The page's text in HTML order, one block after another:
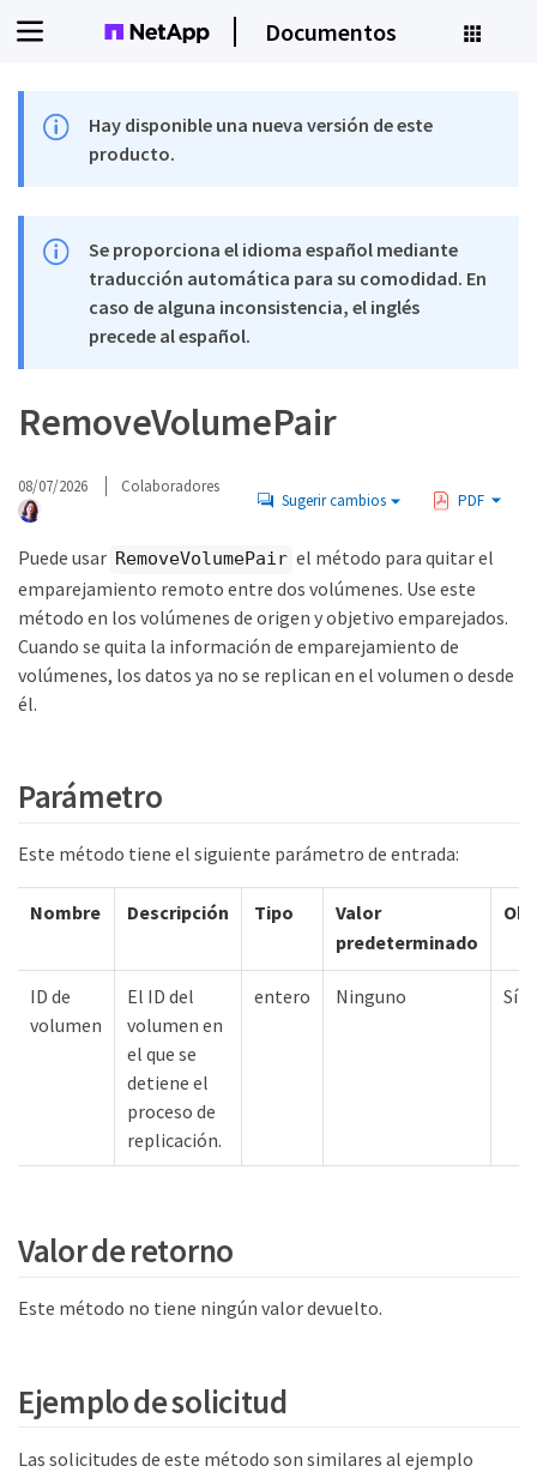
Documentos
Hay disponible una nueva versión de este
producto.
Se proporciona el idioma español mediante
traducción automática para su comodidad. En
caso de alguna inconsistencia, el inglés
precede al español.
RemoveVolumePair
08/07/2026 Colaboradores
Sugerir cambios PDF
Puede usar RemoveVolumePair el método para quitar el
emparejamiento remoto entre dos volúmenes. Use este
método en los volúmenes de origen y objetivo emparejados.
Cuando se quita la información de emparejamiento de
volúmenes, los datos ya no se replican en el volumen o desde
él.
Parámetro
Este método tiene el siguiente parámetro de entrada:
Nombre Descripción Tipo
Valor
predeterminado
ID de
volumen
El ID del
volumen en
el que se
detiene el
proceso de
replicación.
entero Ninguno Sí
Valor de retorno
Este método no tiene ningún valor devuelto.
Ejemplo de solicitud
Las solicitudes de este método son similares al ejemplo